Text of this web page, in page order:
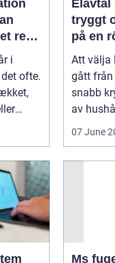
rette
i
ofte.
Elavtal så väljer du
tryggt
på en
Att välja
gått från
snabb
av
07 June
Ms